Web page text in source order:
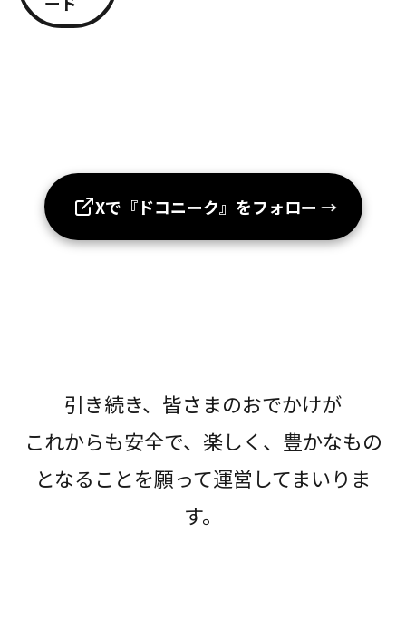
Xで『ドコニーク』をフォロー →
引き続き、皆さまのおでかけが
これからも安全で、楽しく、豊かなもの
となることを願って運営してまいりま
す。